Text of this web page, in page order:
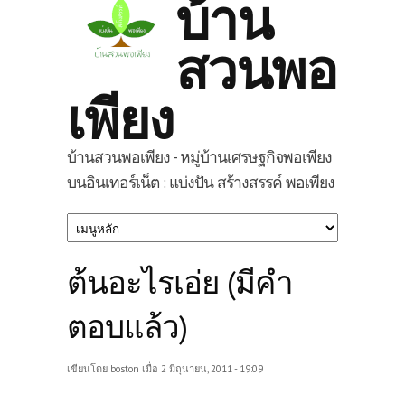
บ้าน
สวนพอ
เพียง
บ้านสวนพอเพียง - หมู่บ้านเศรษฐกิจพอเพียง
บนอินเทอร์เน็ต : แบ่งปัน สร้างสรรค์ พอเพียง
ต้นอะไรเอ่ย (มีคำ
ตอบแล้ว)
เขียนโดย boston เมื่อ 2 มิถุนายน, 2011 - 19:09